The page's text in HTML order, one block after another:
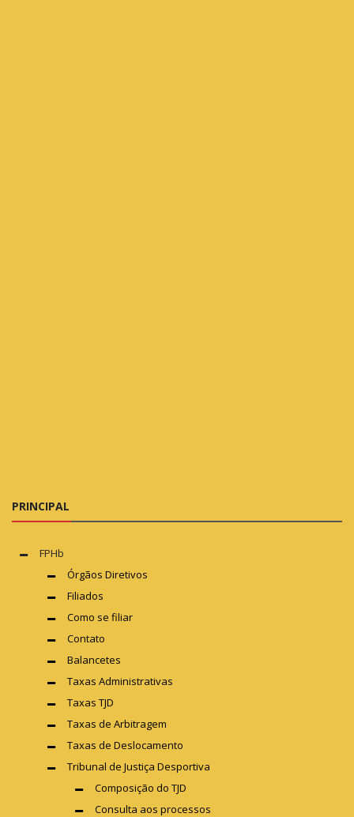
PRINCIPAL
FPHb
Órgãos Diretivos
Filiados
Como se filiar
Contato
Balancetes
Taxas Administrativas
Taxas TJD
Taxas de Arbitragem
Taxas de Deslocamento
Tribunal de Justiça Desportiva
Composição do TJD
Consulta aos processos